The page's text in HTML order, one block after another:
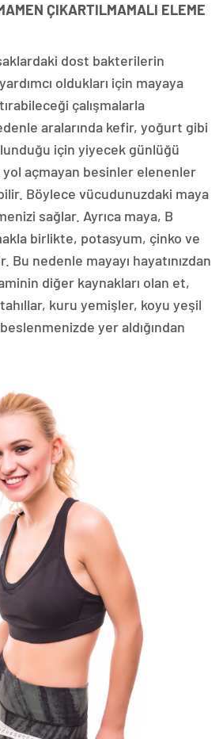
ÇIKARTILMAMALI ELEME
dost bakterilerin
oldukları için mayaya
çalışmalarla
aralarında kefir, yoğurt gibi
için yiyecek günlüğü
açmayan besinler elenenler
Böylece vücudunuzdaki maya
sağlar. Ayrıca maya, B
birlikte, potasyum, çinko ve
Bu nedenle mayayı hayatınızdan
diğer kaynakları olan et,
kuru yemişler, koyu yeşil
yer aldığından